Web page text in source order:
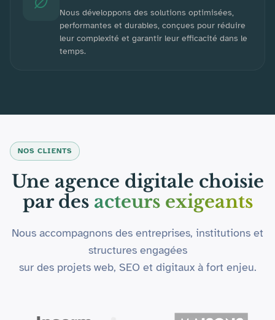
Nous développons des solutions optimisées,
performantes et durables, conçues pour réduire
leur complexité et garantir leur efficacité dans le
temps.
NOS CLIENTS
Une agence digitale choisie
par des acteurs exigeants
Nous accompagnons des entreprises, institutions et
structures engagées
sur des projets web, SEO et digitaux à fort enjeu.